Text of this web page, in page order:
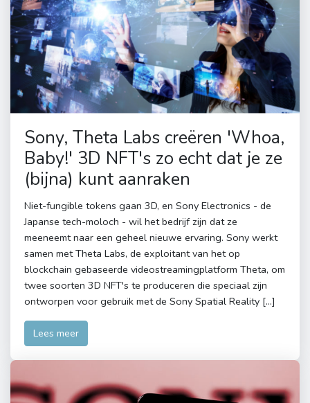
Sony, Theta Labs creëren 'Whoa,
Baby!' 3D NFT's zo echt dat je ze
(bijna) kunt aanraken
Niet-fungible tokens gaan 3D, en Sony Electronics - de
Japanse tech-moloch - wil het bedrijf zijn dat ze
meeneemt naar een geheel nieuwe ervaring. Sony werkt
samen met Theta Labs, de exploitant van het op
blockchain gebaseerde videostreamingplatform Theta, om
twee soorten 3D NFT's te produceren die speciaal zijn
ontworpen voor gebruik met de Sony Spatial Reality […]
Lees meer